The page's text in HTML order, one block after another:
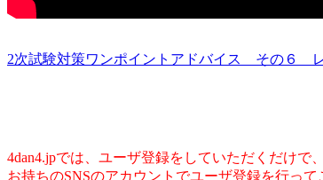
2次試験対策ワンポイントアドバイス その６
4dan4.jpでは、ユーザ登録をしていただくだけで
お持ちのSNSのアカウントでユーザ登録を行って